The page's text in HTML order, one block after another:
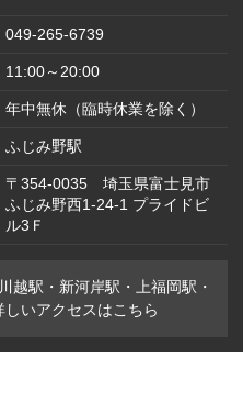
049-265-6739
11:00～20:00
年中無休（臨時休業を除く）
ふじみ野駅
〒354-0035 埼玉県富士見市
ふじみ野西1-24-1 プライドビ
ル3Ｆ
越駅・新河岸駅・上福岡駅・
いアクセスはこちら